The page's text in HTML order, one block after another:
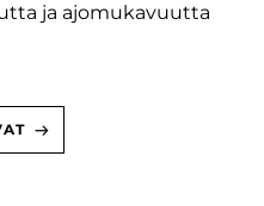
ja ajomukavuutta